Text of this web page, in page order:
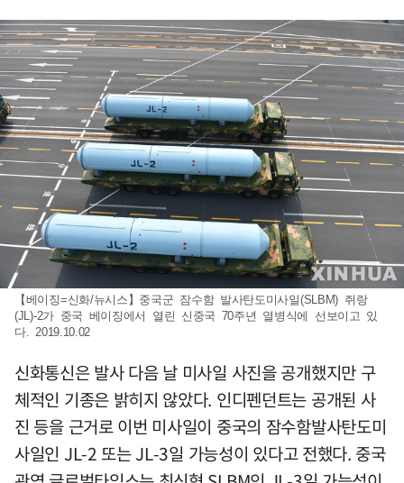
【베이징=신화/뉴시스】중국군 잠수함 발사탄도미사일(SLBM) 쥐랑
(JL)-2가 중국 베이징에서 열린 신중국 70주년 열병식에 선보이고 있
다. 2019.10.02
신화통신은 발사 다음 날 미사일 사진을 공개했지만 구
체적인 기종은 밝히지 않았다. 인디펜던트는 공개된 사
진 등을 근거로 이번 미사일이 중국의 잠수함발사탄도미
사일인 JL-2 또는 JL-3일 가능성이 있다고 전했다. 중국